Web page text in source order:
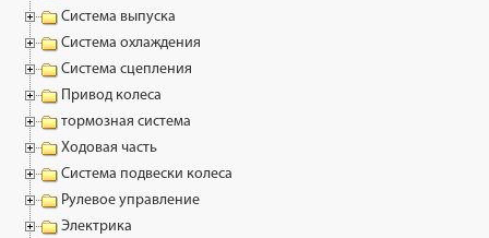
Система выпуска
Система охлаждения
Система сцепления
Привод колеса
тормозная система
Ходовая часть
Система подвески колеса
Рулевое управление
Электрика